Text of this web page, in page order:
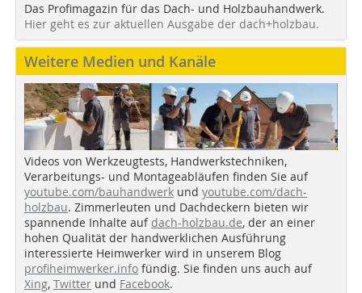
Das Profimagazin für das Dach- und Holzbauhandwerk.
Hier geht es zur aktuellen Ausgabe der dach+holzbau.
Weitere Medien und Kanäle
Videos von Werkzeugtests, Handwerkstechniken,
Verarbeitungs- und Montageabläufen finden Sie auf
youtube.com/bauhandwerk und youtube.com/dach-
holzbau. Zimmerleuten und Dachdeckern bieten wir
spannende Inhalte auf dach-holzbau.de, der an einer
hohen Qualität der handwerklichen Ausführung
interessierte Heimwerker wird in unserem Blog
profiheimwerker.info fündig. Sie finden uns auch auf
Xing, Twitter und Facebook.